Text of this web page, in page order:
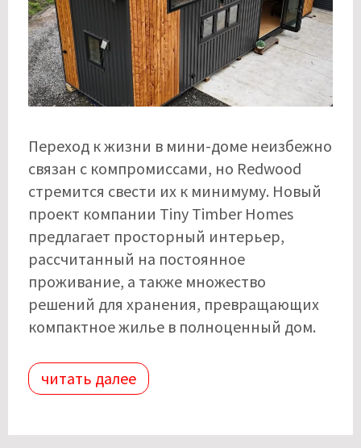
Переход к жизни в мини-доме неизбежно
связан с компромиссами, но Redwood
стремится свести их к минимуму. Новый
проект компании Tiny Timber Homes
предлагает просторный интерьер,
рассчитанный на постоянное
проживание, а также множество
решений для хранения, превращающих
компактное жилье в полноценный дом.
читать далее